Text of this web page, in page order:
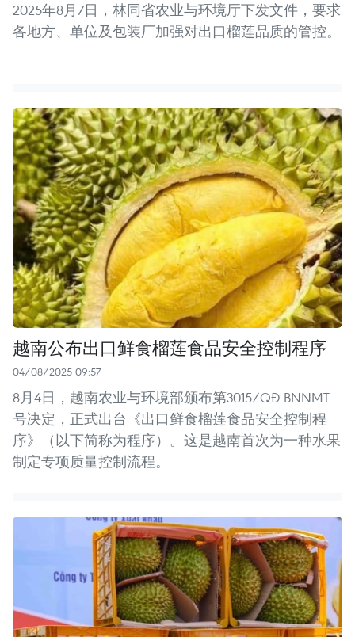
2025年8月7日，林同省农业与环境厅下发文件，要求
各地方、单位及包装厂加强对出口榴莲品质的管控。
越南公布出口鲜食榴莲食品安全控制程序
04/08/2025 09:57
8月4日，越南农业与环境部颁布第3015/QĐ-BNNMT
号决定，正式出台《出口鲜食榴莲食品安全控制程
序》（以下简称为程序）。这是越南首次为一种水果
制定专项质量控制流程。